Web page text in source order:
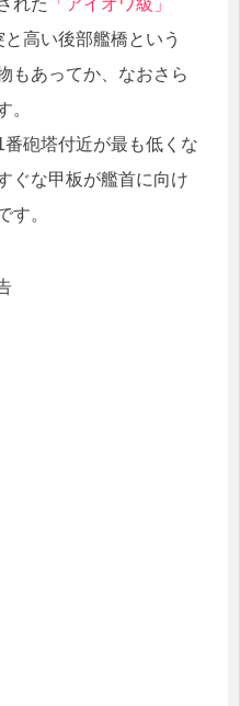
れた
「アイオワ級」
高い後部艦橋という
もあってか、なおさら
。
番砲塔付近が最も低くな
ぐな甲板が艦首に向け
す。